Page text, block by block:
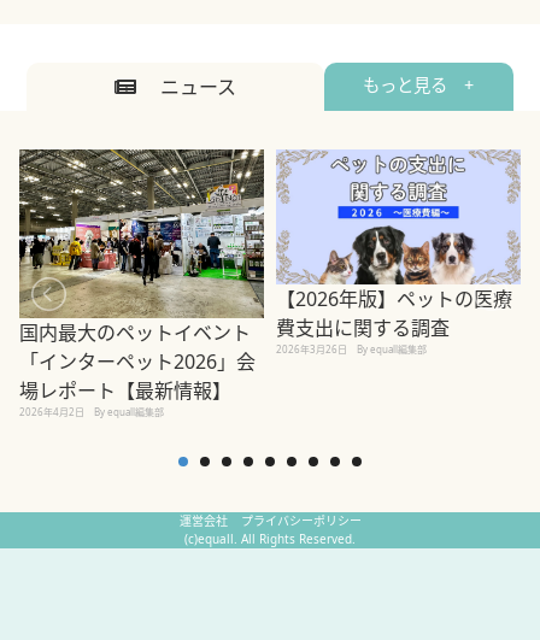
ニュース もっと見る +
国内最大のペットイベント
「インターペット2026」会
場レポート【最新情報】
2026年4月2日 By equall編集部
【2026年版】ペットの医療
費支出に関する調査
2026年3月26日 By equall編集部
運営会社
プライバシーポリシー
(c)equall. All Rights Reserved.